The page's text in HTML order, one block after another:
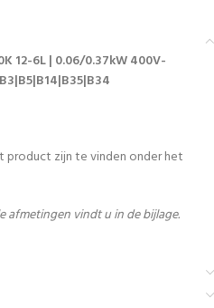
12-6L | 0.06/0.37kW 400V-
product zijn te vinden onder het
afmetingen vindt u in de bijlage.